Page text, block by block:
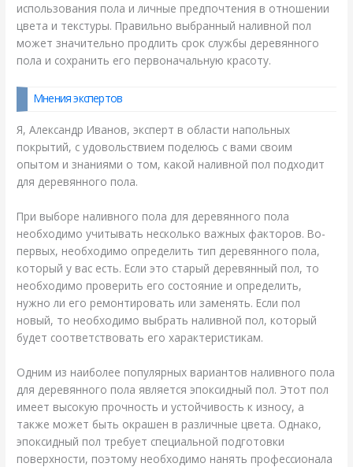
использования пола и личные предпочтения в отношении
цвета и текстуры. Правильно выбранный наливной пол
может значительно продлить срок службы деревянного
пола и сохранить его первоначальную красоту.
Мнения экспертов
Я, Александр Иванов, эксперт в области напольных
покрытий, с удовольствием поделюсь с вами своим
опытом и знаниями о том, какой наливной пол подходит
для деревянного пола.
При выборе наливного пола для деревянного пола
необходимо учитывать несколько важных факторов. Во-
первых, необходимо определить тип деревянного пола,
который у вас есть. Если это старый деревянный пол, то
необходимо проверить его состояние и определить,
нужно ли его ремонтировать или заменять. Если пол
новый, то необходимо выбрать наливной пол, который
будет соответствовать его характеристикам.
Одним из наиболее популярных вариантов наливного пола
для деревянного пола является эпоксидный пол. Этот пол
имеет высокую прочность и устойчивость к износу, а
также может быть окрашен в различные цвета. Однако,
эпоксидный пол требует специальной подготовки
поверхности, поэтому необходимо нанять профессионала